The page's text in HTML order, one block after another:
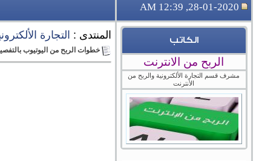
28-01-2020, 12:39 AM
الكاتب
الربح من الانترنت
مشرف قسم التجارة الألكترونية والربح من
الأنترنت
المنتدى : التجارة
خطوات الربح من اليوتيوب